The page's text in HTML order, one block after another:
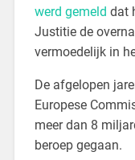
werd gemeld dat
Justitie de
vermoedelijk in
De afgelopen
Europese
meer dan 8
beroep gegaan.